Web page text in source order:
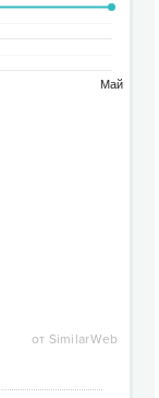
Май
от SimilarWeb